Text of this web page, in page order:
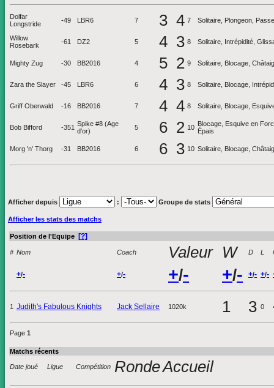
Dolfar
Longstride
-49 LBR6 7 3 4 7 Solitaire, Plongeon,
Willow
Rosebark
-61 DZ2 5 4 3 8 Solitaire, Intrépidité,
Mighty Zug -30 BB2016 4 5 2 9 Solitaire, Blocage,
Zara the Slayer -45 LBR6 6 4 3 8 Solitaire, Blocage,
Griff Oberwald -16 BB2016 7 4 4 8 Solitaire, Blocage,
Bob Bifford -351 Spike #8 (Age
d'or)
5 6 2 10 Blocage, Esquive en
Épais
Morg 'n' Thorg -31 BB2016 6 6 3 10 Solitaire, Blocage,
Afficher depuis : Groupe de stats
Afficher les stats des matchs
Position de l'Equipe [?]
# Nom Coach Valeur W D L
+/- +/- +/- +/- +/- +/-
1 Judith's Fabulous Knights Jack Sellaire 1020k 1 3 0
Page 1
Matchs récents
Date joué Ligue Compétition RondeAccueil